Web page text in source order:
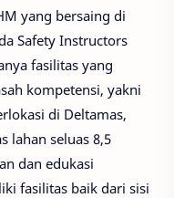
yang bersaing di
Safety Instructors
fasilitas yang
kompetensi, yakni
di Deltamas,
lahan seluas 8,5
dan edukasi
fasilitas baik dari sisi